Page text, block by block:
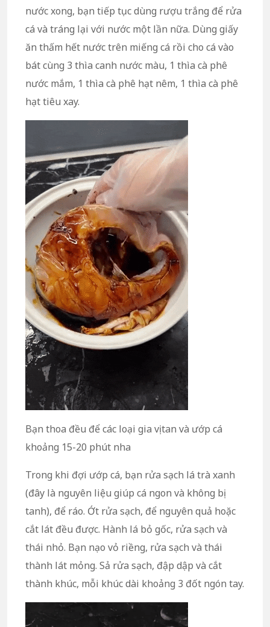
nước xong, bạn tiếp tục dùng rượu trắng để rửa
cá và tráng lại với nước một lần nữa. Dùng giấy
ăn thấm hết nước trên miếng cá rồi cho cá vào
bát cùng 3 thìa canh nước màu, 1 thìa cà phê
nước mắm, 1 thìa cà phê hạt nêm, 1 thìa cà phê
hạt tiêu xay.
Bạn thoa đều để các loại gia vị tan và ướp cá
khoảng 15-20 phút nha
Trong khi đợi ướp cá, bạn rửa sạch lá trà xanh
(đây là nguyên liệu giúp cá ngon và không bị
tanh), để ráo. Ớt rửa sạch, để nguyên quả hoặc
cắt lát đều được. Hành lá bỏ gốc, rửa sạch và
thái nhỏ. Bạn nạo vỏ riềng, rửa sạch và thái
thành lát mỏng. Sả rửa sạch, đập dập và cắt
thành khúc, mỗi khúc dài khoảng 3 đốt ngón tay.